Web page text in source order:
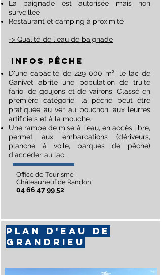
La baignade est autorisée mais non
surveillée
Restaurant et camping à proximité
-> Qualité de l'eau de baignade
INFOs Pêche
D'une capacité de 229 000 m², le lac de
Ganivet abrite une population de truite
fario, de goujons et de vairons. Classé en
première catégorie, la pêche peut être
pratiquée au ver au bouchon, aux leurres
artificiels et à la mouche.
Une rampe de mise à l'eau, en accès libre,
permet aux embarcations (dériveurs,
planche à voile, barques de pêche)
d'accéder au lac.
Office de Tourisme
Châteauneuf de Randon
04 66 47 99 52
PLAN D'EAU DE
GRANDRIEU